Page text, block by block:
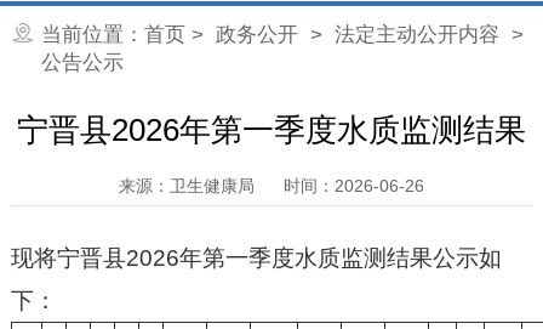
当前位置： 首页 > 政务公开> 法定主动公开内容 >
公告公示
宁晋县2026年第一季度水质监测结果
来源：卫生健康局 时间：2026-06-26
现将宁晋县2026年第一季度水质监测结果公示如
下：